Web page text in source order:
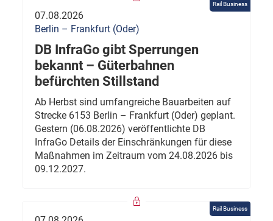
Rail Business
07.08.2026
Berlin – Frankfurt (Oder)
DB InfraGo gibt Sperrungen
bekannt – Güterbahnen
befürchten Stillstand
Ab Herbst sind umfangreiche Bauarbeiten auf
Strecke 6153 Berlin – Frankfurt (Oder) geplant.
Gestern (06.08.2026) veröffentlichte DB
InfraGo Details der Einschränkungen für diese
Maßnahmen im Zeitraum vom 24.08.2026 bis
09.12.2027.
Rail Business